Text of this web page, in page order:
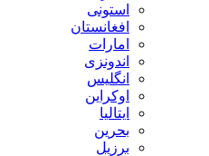
استونی
افغانستان
امارات
اندونزی
انگلیس
اوکراین
ایتالیا
بحرین
برزیل